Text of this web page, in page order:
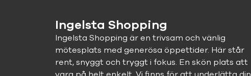
Ingelsta Shopping
Ingelsta Shopping är en trivsam och vänlig
mötesplats med generösa öppettider. Här står
rent, snyggt och tryggt i fokus. En skön plats att